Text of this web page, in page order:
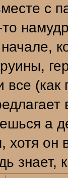
с
то
все
а
хотя он
знает,